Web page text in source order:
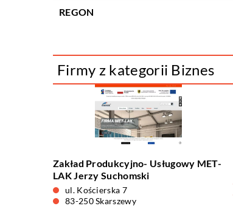
REGON
Firmy z kategorii Biznes
Zakład Produkcyjno- Usługowy MET-
LAK Jerzy Suchomski
ul. Kościerska 7
83-250 Skarszewy